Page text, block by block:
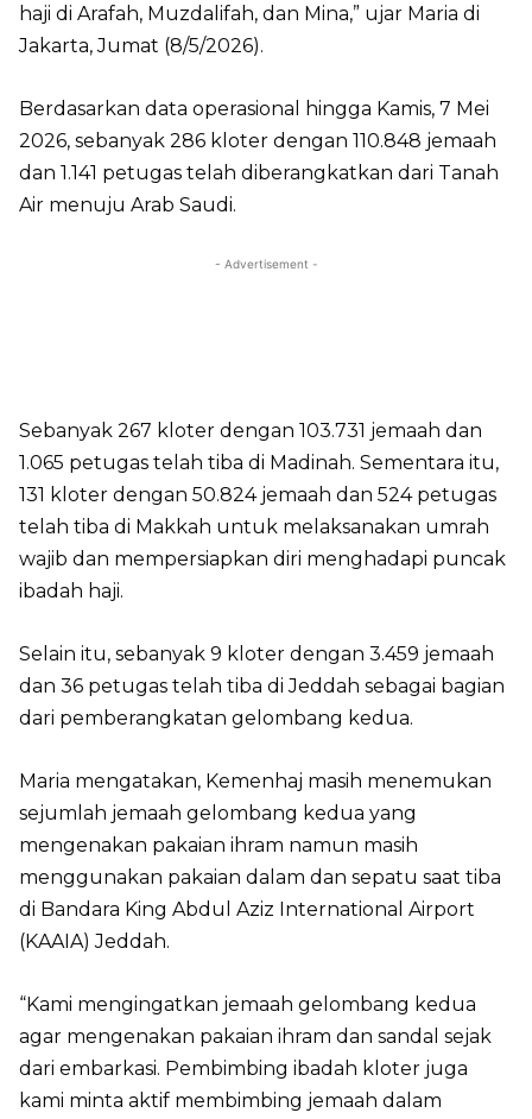
haji di Arafah, Muzdalifah, dan Mina,” ujar Maria di
Jakarta, Jumat (8/5/2026).
Berdasarkan data operasional hingga Kamis, 7 Mei
2026, sebanyak 286 kloter dengan 110.848 jemaah
dan 1.141 petugas telah diberangkatkan dari Tanah
Air menuju Arab Saudi.
- Advertisement -
Sebanyak 267 kloter dengan 103.731 jemaah dan
1.065 petugas telah tiba di Madinah. Sementara itu,
131 kloter dengan 50.824 jemaah dan 524 petugas
telah tiba di Makkah untuk melaksanakan umrah
wajib dan mempersiapkan diri menghadapi puncak
ibadah haji.
Selain itu, sebanyak 9 kloter dengan 3.459 jemaah
dan 36 petugas telah tiba di Jeddah sebagai bagian
dari pemberangkatan gelombang kedua.
Maria mengatakan, Kemenhaj masih menemukan
sejumlah jemaah gelombang kedua yang
mengenakan pakaian ihram namun masih
menggunakan pakaian dalam dan sepatu saat tiba
di Bandara King Abdul Aziz International Airport
(KAAIA) Jeddah.
“Kami mengingatkan jemaah gelombang kedua
agar mengenakan pakaian ihram dan sandal sejak
dari embarkasi. Pembimbing ibadah kloter juga
kami minta aktif membimbing jemaah dalam